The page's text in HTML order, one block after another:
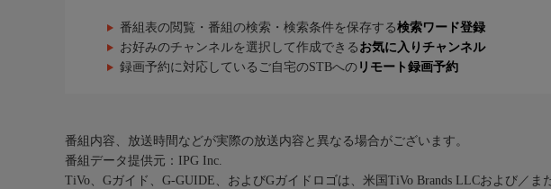
番組表の閲覧・番組の検索・検索条件を保存する検索ワード登録
お好みのチャンネルを選択して作成できる お気に入りチャンネル
録画予約に対応しているご自宅のSTBへの リモート録画予約
番組内容、放送時間などが実際の放送内容と異なる場合がございます。
番組データ提供元：IPG Inc.
TiVo、Gガイド、G-GUIDE、およびGガイドロゴは、米国TiVo Brands LLCおよび／